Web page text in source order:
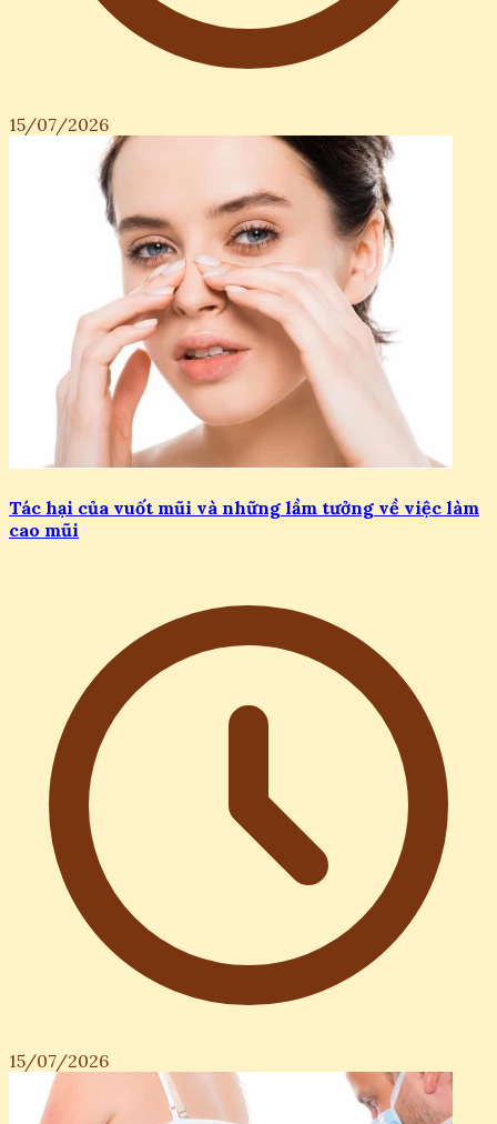
15/07/2026
Tác hại của vuốt mũi và những lầm tưởng về việc làm
cao mũi
15/07/2026